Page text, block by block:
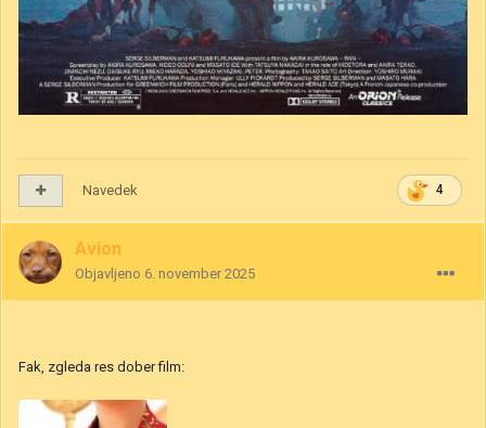
4
Navedek
Avion
Objavljeno 6. november 2025
Fak, zgleda res dober film: